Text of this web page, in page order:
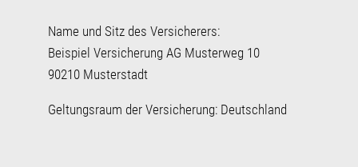
Name und Sitz des Versicherers:
Beispiel Versicherung AG Musterweg 10
90210 Musterstadt
Geltungsraum der Versicherung: Deutschland